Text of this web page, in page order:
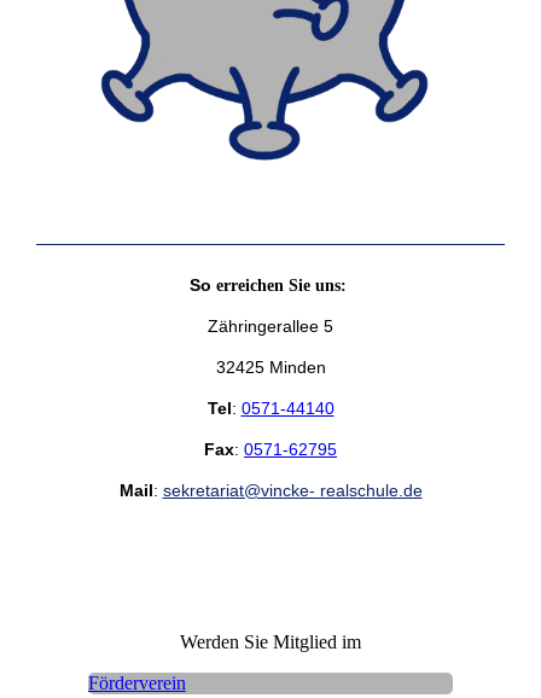
So erreichen Sie uns:
Zähringerallee 5
32425 Minden
Tel: 0571-44140
Fax: 0571-62795
Mail: sekretariat@vincke- realschule.de
Werden Sie Mitglied im
Förderverein